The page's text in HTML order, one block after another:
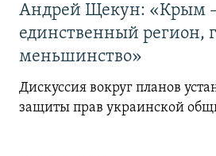
Андрей Щекун: «Крым
единственный регион,
меньшинство»
Дискуссия вокруг планов
защиты прав украинской